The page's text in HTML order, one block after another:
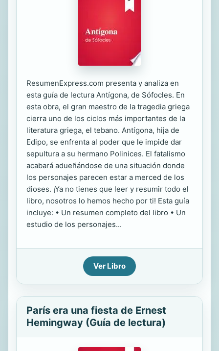
ResumenExpress.com presenta y analiza en
esta guía de lectura Antígona, de Sófocles. En
esta obra, el gran maestro de la tragedia griega
cierra uno de los ciclos más importantes de la
literatura griega, el tebano. Antígona, hija de
Edipo, se enfrenta al poder que le impide dar
sepultura a su hermano Polinices. El fatalismo
acabará adueñándose de una situación donde
los personajes parecen estar a merced de los
dioses. ¡Ya no tienes que leer y resumir todo el
libro, nosotros lo hemos hecho por ti! Esta guía
incluye: • Un resumen completo del libro • Un
estudio de los personajes...
Ver Libro
París era una fiesta de Ernest
Hemingway (Guía de lectura)